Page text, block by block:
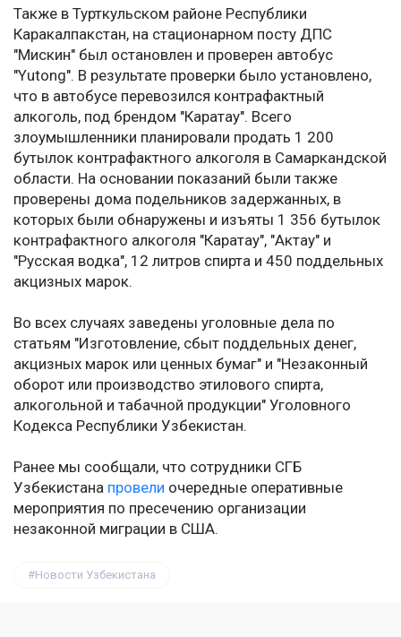
Также в Турткульском районе Республики
Каракалпакстан, на стационарном посту ДПС
"Мискин" был остановлен и проверен автобус
"Yutong". В результате проверки было установлено,
что в автобусе перевозился контрафактный
алкоголь, под брендом "Каратау". Всего
злоумышленники планировали продать 1 200
бутылок контрафактного алкоголя в Самаркандской
области. На основании показаний были также
проверены дома подельников задержанных, в
которых были обнаружены и изъяты 1 356 бутылок
контрафактного алкоголя "Каратау", "Актау" и
"Русская водка", 12 литров спирта и 450 поддельных
акцизных марок.
Во всех случаях заведены уголовные дела по
статьям "Изготовление, сбыт поддельных денег,
акцизных марок или ценных бумаг" и "Незаконный
оборот или производство этилового спирта,
алкогольной и табачной продукции" Уголовного
Кодекса Республики Узбекистан.
Ранее мы сообщали, что сотрудники СГБ
Узбекистана провели очередные оперативные
мероприятия по пресечению организации
незаконной миграции в США.
Новости Узбекистана